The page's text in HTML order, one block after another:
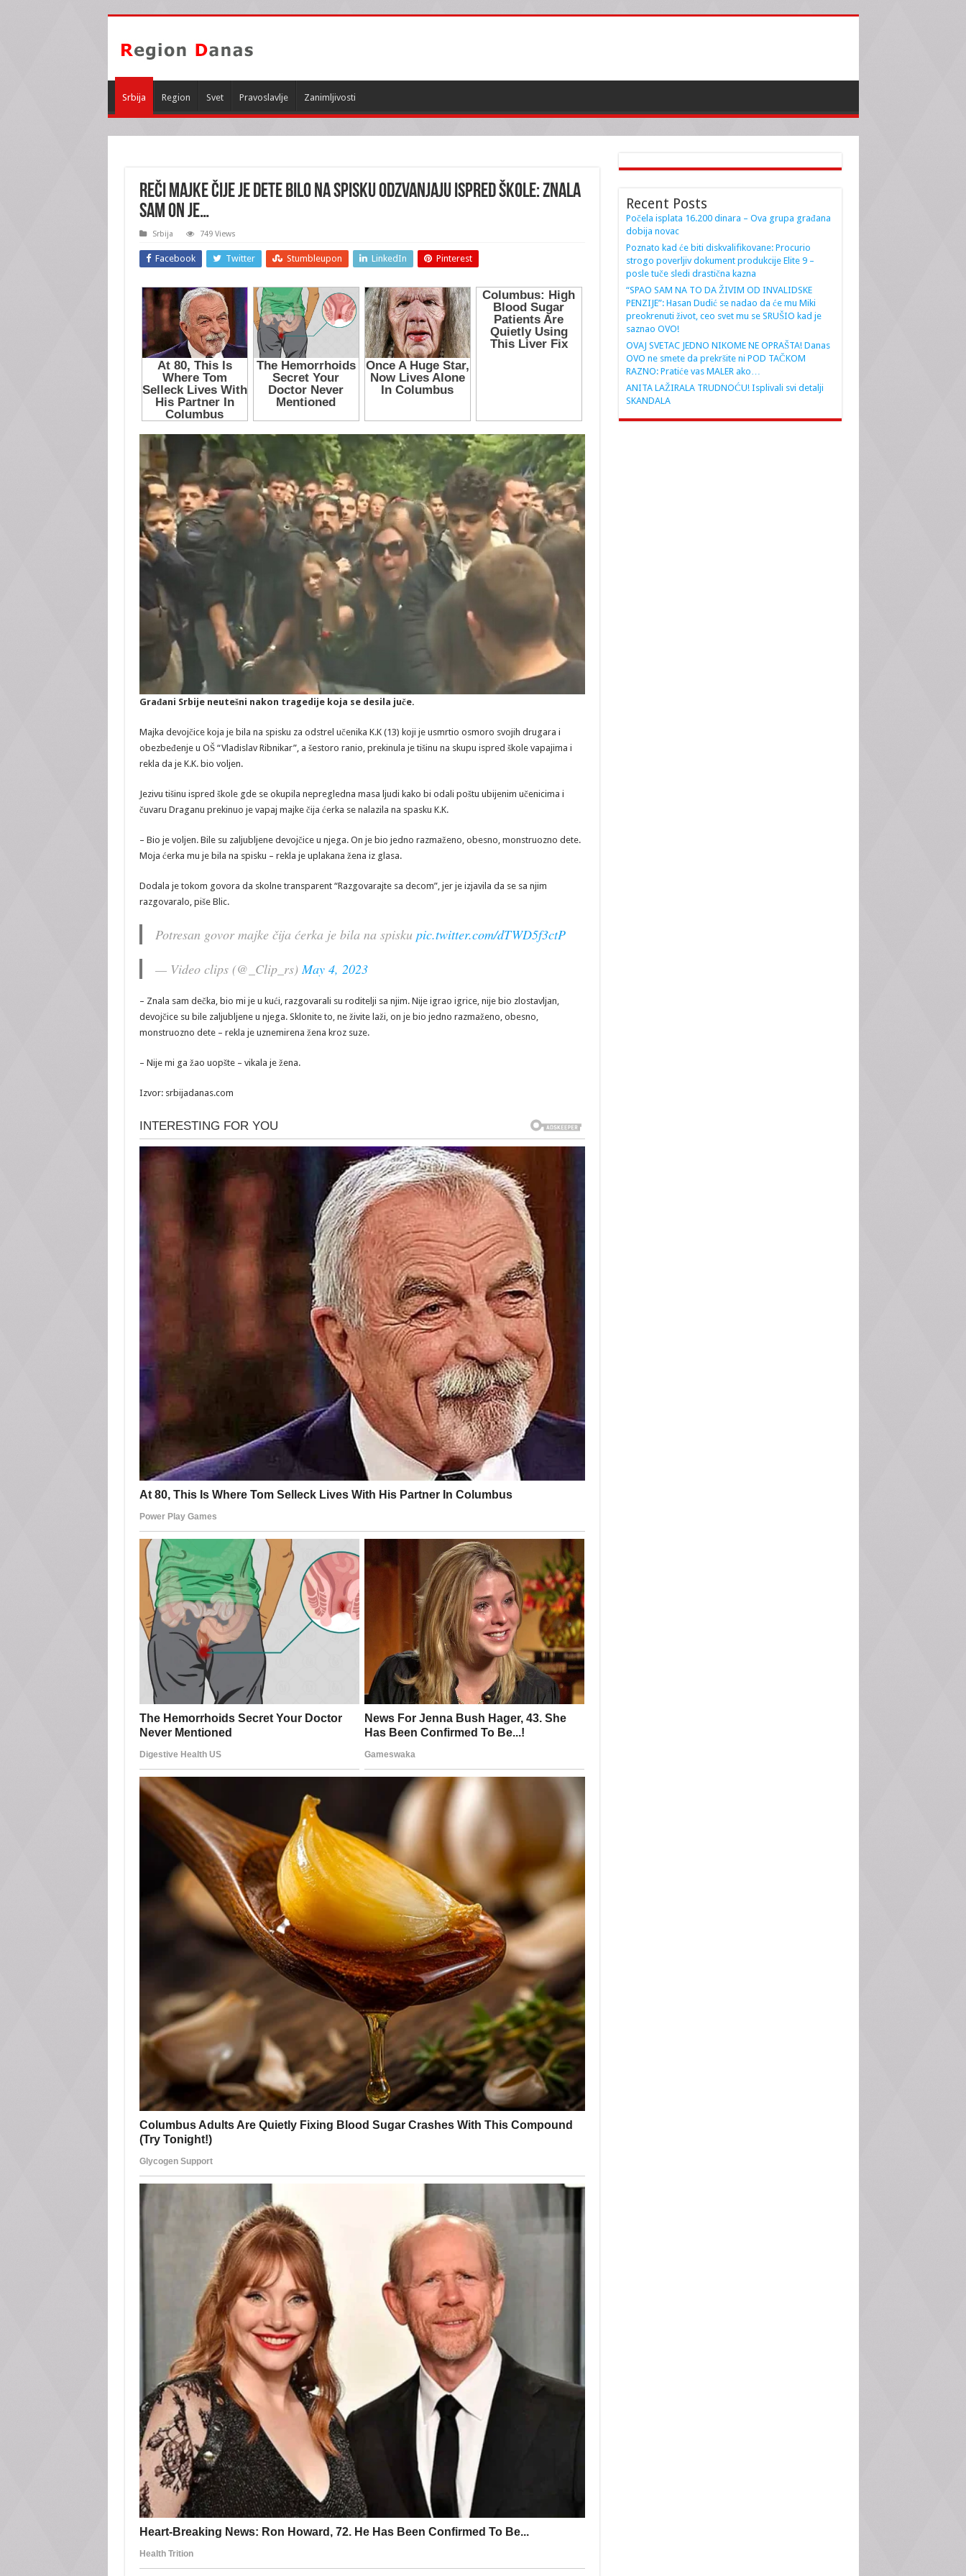
Srbija Region Svet Pravoslavlje Zanimljivosti
REČI MAJKE ČIJE JE DETE BILO NA SPISKU ODZVANJAJU ISPRED ŠKOLE: Znala
sam ON JE…
Srbija 749 Views
Facebook Twitter Stumbleupon LinkedIn Pinterest
Građani Srbije neutešni nakon tragedije koja se desila juče.
Majka devojčice koja je bila na spisku za odstrel učenika K.K (13) koji je usmrtio osmoro svojih drugara i
obezbeđenje u OŠ “Vladislav Ribnikar”, a šestoro ranio, prekinula je tišinu na skupu ispred škole vapajima i
rekla da je K.K. bio voljen.
Jezivu tišinu ispred škole gde se okupila nepregledna masa ljudi kako bi odali poštu ubijenim učenicima i
čuvaru Draganu prekinuo je vapaj majke čija ćerka se nalazila na spasku K.K.
– Bio je voljen. Bile su zaljubljene devojčice u njega. On je bio jedno razmaženo, obesno, monstruozno dete.
Moja ćerka mu je bila na spisku – rekla je uplakana žena iz glasa.
Dodala je tokom govora da skolne transparent “Razgovarajte sa decom”, jer je izjavila da se sa njim
razgovaralo, piše Blic.
Potresan govor majke čija ćerka je bila na spisku pic.twitter.com/dTWD5f3ctP
— Video clips (@_Clip_rs) May 4, 2023
– Znala sam dečka, bio mi je u kući, razgovarali su roditelji sa njim. Nije igrao igrice, nije bio zlostavljan,
devojčice su bile zaljubljene u njega. Sklonite to, ne živite laži, on je bio jedno razmaženo, obesno,
monstruozno dete – rekla je uznemirena žena kroz suze.
– Nije mi ga žao uopšte – vikala je žena.
Izvor: srbijadanas.com
Recent Posts
Počela isplata 16.200 dinara – Ova grupa građana
dobija novac
Poznato kad će biti diskvalifikovane: Procurio
strogo poverljiv dokument produkcije Elite 9 –
posle tuče sledi drastična kazna
“SPAO SAM NA TO DA ŽIVIM OD INVALIDSKE
PENZIJE”: Hasan Dudić se nadao da će mu Miki
preokrenuti život, ceo svet mu se SRUŠIO kad je
saznao OVO!
OVAJ SVETAC JEDNO NIKOME NE OPRAŠTA! Danas
OVO ne smete da prekršite ni POD TAČKOM
RAZNO: Pratiće vas MALER ako…
ANITA LAŽIRALA TRUDNOĆU! Isplivali svi detalji
SKANDALA